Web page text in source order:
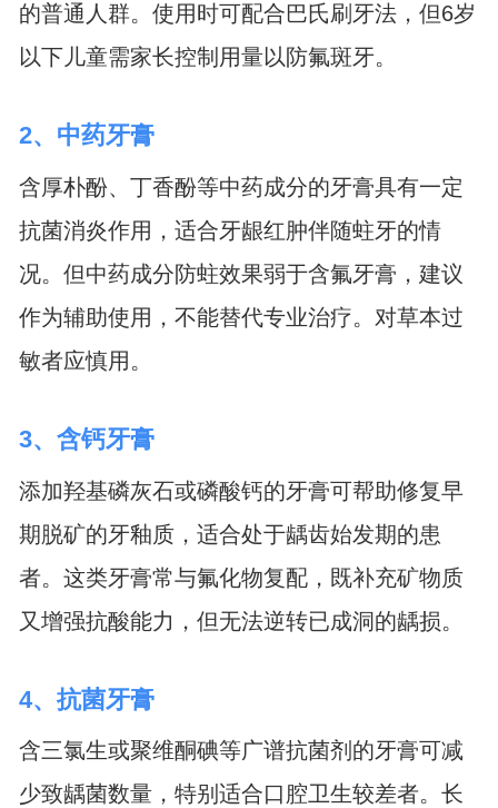
的普通人群。使用时可配合巴氏刷牙法，但6岁
以下儿童需家长控制用量以防氟斑牙。
2、中药牙膏
含厚朴酚、丁香酚等中药成分的牙膏具有一定
抗菌消炎作用，适合牙龈红肿伴随蛀牙的情
况。但中药成分防蛀效果弱于含氟牙膏，建议
作为辅助使用，不能替代专业治疗。对草本过
敏者应慎用。
3、含钙牙膏
添加羟基磷灰石或磷酸钙的牙膏可帮助修复早
期脱矿的牙釉质，适合处于龋齿始发期的患
者。这类牙膏常与氟化物复配，既补充矿物质
又增强抗酸能力，但无法逆转已成洞的龋损。
4、抗菌牙膏
含三氯生或聚维酮碘等广谱抗菌剂的牙膏可减
少致龋菌数量，特别适合口腔卫生较差者。长